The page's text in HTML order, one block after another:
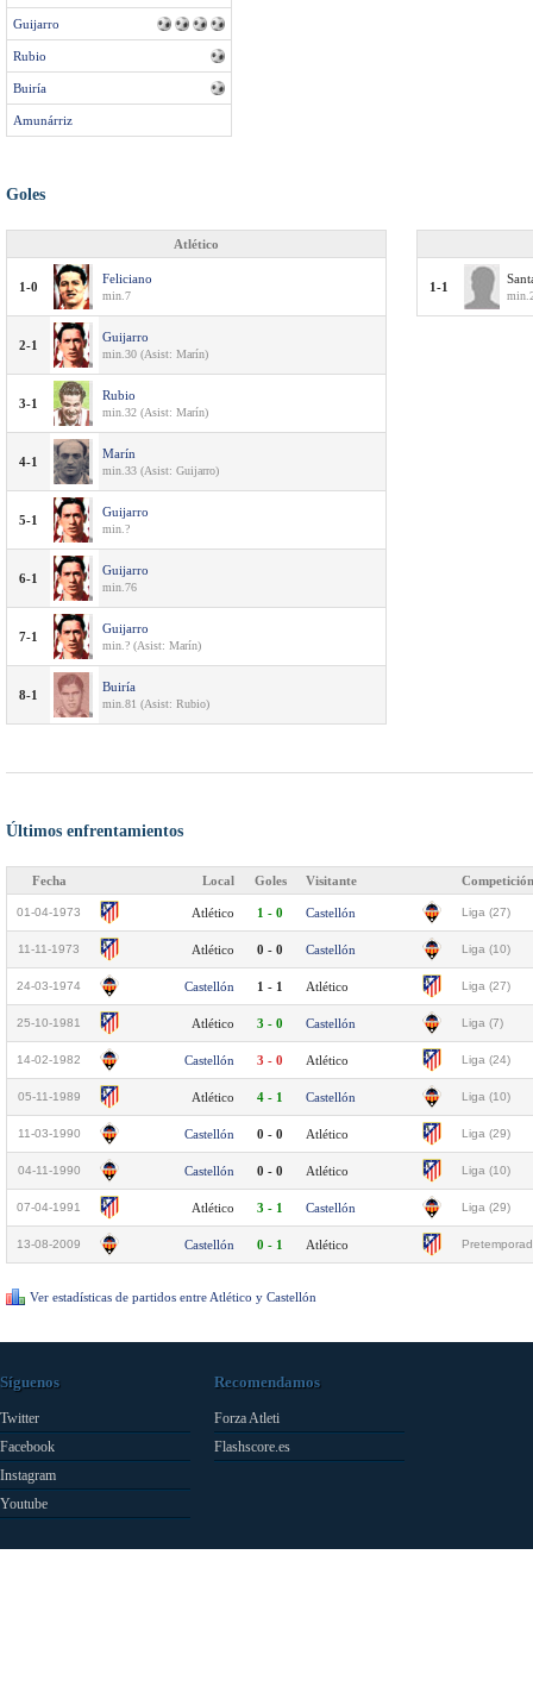
Guijarro
Rubio
Buiría
Amunárriz
Goles
Atlético
1-0
Feliciano
min.7
2-1
Guijarro
min.30 (Asist: Marín)
3-1
Rubio
min.32 (Asist: Marín)
4-1
Marín
min.33 (Asist: Guijarro)
5-1
Guijarro
min.?
6-1
Guijarro
min.76
7-1
Guijarro
min.? (Asist: Marín)
8-1
Buiría
min.81 (Asist: Rubio)
1-1
Últimos enfrentamientos
Fecha Local Goles Visitante Competición
01-04-1973 Atlético 1 - 0 Castellón Liga (27)
11-11-1973 Atlético 0 - 0 Castellón Liga (10)
24-03-1974 Castellón 1 - 1 Atlético Liga (27)
25-10-1981 Atlético 3 - 0 Castellón Liga (7)
14-02-1982 Castellón 3 - 0 Atlético Liga (24)
05-11-1989 Atlético 4 - 1 Castellón Liga (10)
11-03-1990 Castellón 0 - 0 Atlético Liga (29)
04-11-1990 Castellón 0 - 0 Atlético Liga (10)
07-04-1991 Atlético 3 - 1 Castellón Liga (29)
13-08-2009 Castellón 0 - 1 Atlético
Ver estadísticas de partidos entre Atlético y Castellón
Síguenos
Twitter
Facebook
Instagram
Youtube
Recomendamos
Forza Atleti
Flashscore.es